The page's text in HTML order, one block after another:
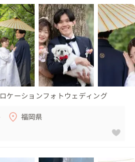
ケーションフォトウェディング
福岡県